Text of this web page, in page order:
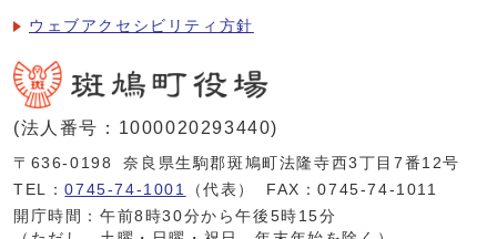
ウェブアクセシビリティ方針
(法人番号：1000020293440)
〒636-0198
奈良県生駒郡斑鳩町法隆寺西3丁目7番12号
TEL：0745-74-1001 （代表）
FAX：0745-74-1011
開庁時間：午前8時30分から午後5時15分